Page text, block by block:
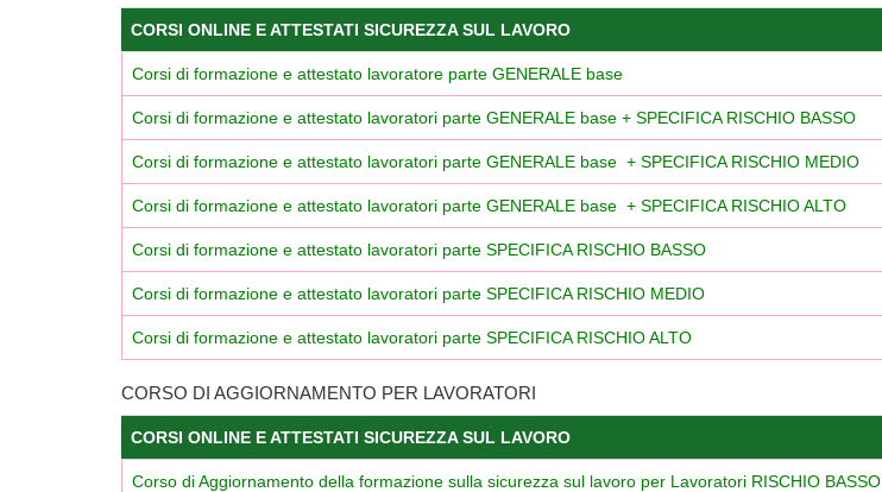
CORSI ONLINE E ATTESTATI SICUREZZA SUL LAVORO
Corsi di formazione e attestato lavoratore parte GENERALE base
Corsi di formazione e attestato lavoratori parte GENERALE base + SPECIFICA RISCHIO BASSO
Corsi di formazione e attestato lavoratori parte GENERALE base + SPECIFICA RISCHIO MEDIO
Corsi di formazione e attestato lavoratori parte GENERALE base + SPECIFICA RISCHIO ALTO
Corsi di formazione e attestato lavoratori parte SPECIFICA RISCHIO BASSO
Corsi di formazione e attestato lavoratori parte SPECIFICA RISCHIO MEDIO
Corsi di formazione e attestato lavoratori parte SPECIFICA RISCHIO ALTO
CORSO DI AGGIORNAMENTO PER LAVORATORI
CORSI ONLINE E ATTESTATI SICUREZZA SUL LAVORO
Corso di Aggiornamento della formazione sulla sicurezza sul lavoro per Lavoratori RISCHIO BASSO